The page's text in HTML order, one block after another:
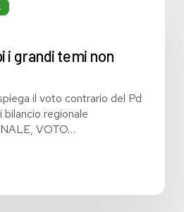
i grandi temi non
il voto contrario del Pd
regionale
VOTO…